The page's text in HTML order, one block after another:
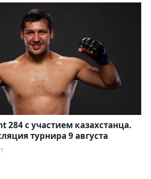
284 с участием казахстанца.
турнира 9 августа